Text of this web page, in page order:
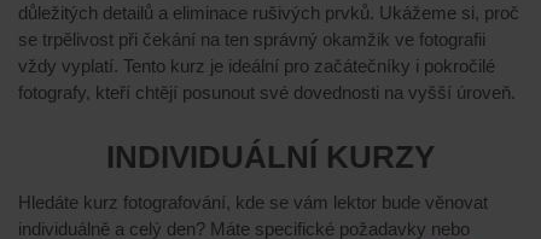
důležitých detailů a eliminace rušivých prvků. Ukážeme si, proč
se trpělivost při čekání na ten správný okamžik ve fotografii
vždy vyplatí. Tento kurz je ideální pro začátečníky i pokročilé
fotografy, kteří chtějí posunout své dovednosti na vyšší úroveň.
INDIVIDUÁLNÍ KURZY
Hledáte kurz fotografování, kde se vám lektor bude věnovat
individuálně a celý den? Máte specifické požadavky nebo